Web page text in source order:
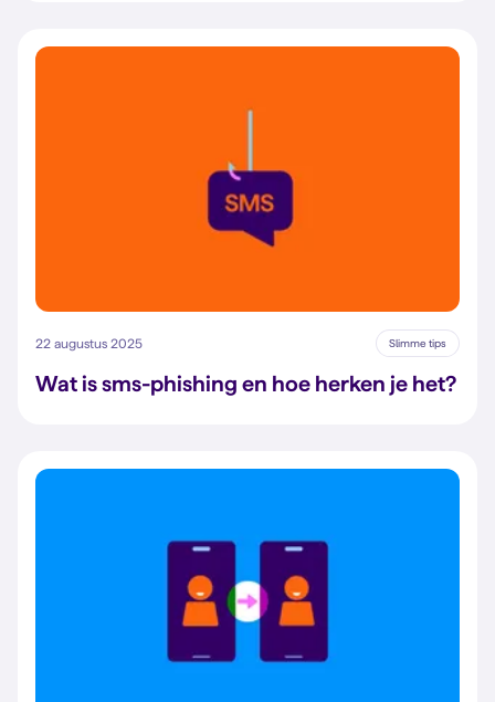
22 augustus 2025 Slimme tips
Wat is sms-phishing en hoe herken je het?